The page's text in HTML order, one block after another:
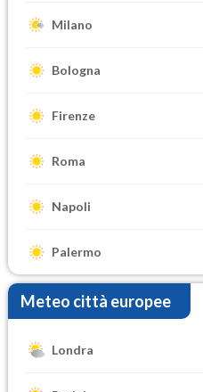
Milano
Bologna
Firenze
Roma
Napoli
Palermo
Meteo città europee
Londra